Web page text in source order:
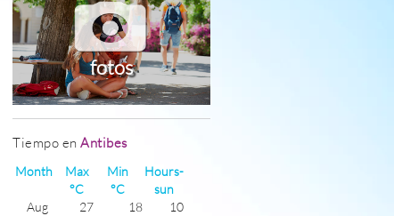
fotos
Tiempo enAntibes
Month
Max
°C
Min
°C
Hours-
sun
Aug
27 18
10